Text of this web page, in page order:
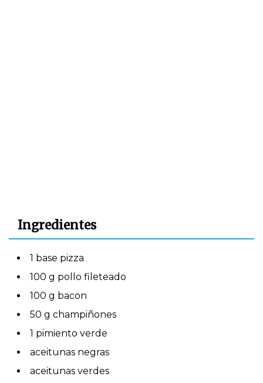
Ingredientes
1 base pizza
100 g pollo fileteado
100 g bacon
50 g champiñones
1 pimiento verde
aceitunas negras
aceitunas verdes